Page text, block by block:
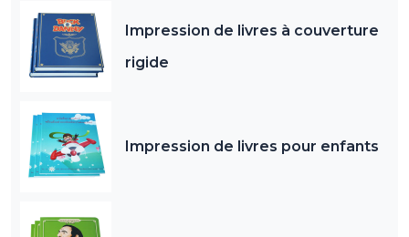
Impression de livres à couverture
rigide
Impression de livres pour enfants